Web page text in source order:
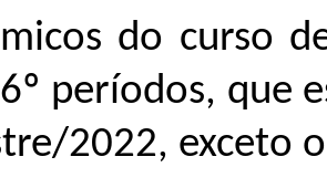
do curso
períodos, que
2022, exceto